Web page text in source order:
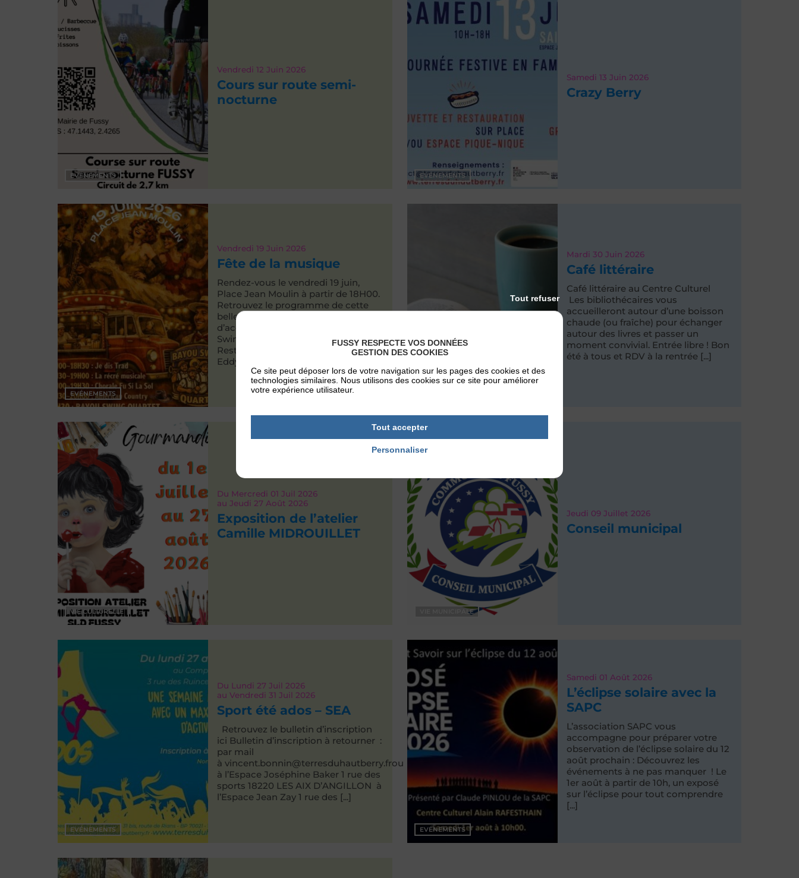
EVÉNEMENTS
Vendredi 12 Juin 2026
Cours sur route semi-
nocturne
EVÉNEMENTS
Samedi 13 Juin 2026
Crazy Berry
EVÉNEMENTS
Vendredi 19 Juin 2026
Fête de la musique
Rendez-vous le vendredi 19 juin,
Place Jean Moulin à partir de 18H00.
Retrouvez le programme de cette
belle soirée musicale et le plaisir
d’accueillir la formation Bayou
Swing Quartet dès 20H30.
Restauration sur place (Food Truck
Eddy et [...]
Mardi 30 Juin 2026
Café littéraire
Café littéraire au Centre Culturel
Les bibliothécaires vous
accueilleront autour d’une boisson
chaude (ou fraîche) pour échanger
autour des livres et passer un
moment convivial. Entrée libre ! Bon
été à tous et RDV à la rentrée [...]
VIE CULTURELLE
Du Mercredi 01 Juil 2026
auJeudi 27 Août 2026
Exposition de l’atelier
Camille MIDROUILLET
VIE MUNICIPALE
Jeudi 09 Juillet 2026
Conseil municipal
EVÉNEMENTS
Du Lundi 27 Juil 2026
auVendredi 31 Juil 2026
Sport été ados – SEA
Retrouvez le bulletin d’inscription
ici Bulletin d’inscription à retourner :
par mail
à vincent.bonnin@terresduhautberry.frou
à l’Espace Joséphine Baker 1 rue des
sports 18220 LES AIX D’ANGILLON à
l’Espace Jean Zay 1 rue des [...]
EVÉNEMENTS
Samedi 01 Août 2026
L’éclipse solaire avec la
SAPC
L’association SAPC vous
accompagne pour préparer votre
observation de l’éclipse solaire du 12
août prochain : Découvrez les
événements à ne pas manquer ! Le
1er août à partir de 10h, un exposé
sur l’éclipse pour tout comprendre
[...]
FUSSY RESPECTE VOS DONNÉES
GESTION DES COOKIES
Ce site peut déposer lors de votre navigation sur les pages des cookies et des
technologies similaires. Nous utilisons des cookies sur ce site pour améliorer
votre expérience utilisateur.
Tout accepter
Tout refuser
Personnaliser